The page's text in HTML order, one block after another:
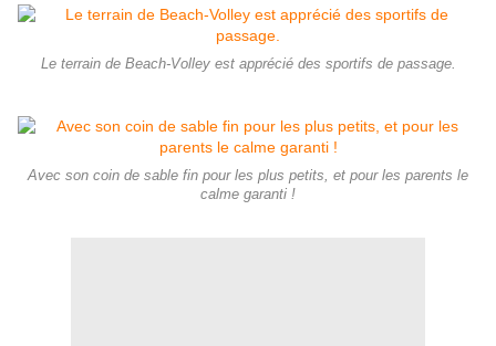
Le terrain de Beach-Volley est apprécié des sportifs de passage.
Avec son coin de sable fin pour les plus petits, et pour les parents le
calme garanti !